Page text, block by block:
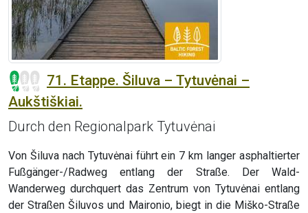
71. Etappe. Šiluva – Tytuvėnai –
Aukštiškiai.
Durch den Regionalpark Tytuvėnai
Von Šiluva nach Tytuvėnai führt ein 7 km langer asphaltierter
Fußgänger-/Radweg entlang der Straße. Der Wald-
Wanderweg durchquert das Zentrum von Tytuvėnai entlang
der Straßen Šiluvos und Maironio, biegt in die Miško-Straße